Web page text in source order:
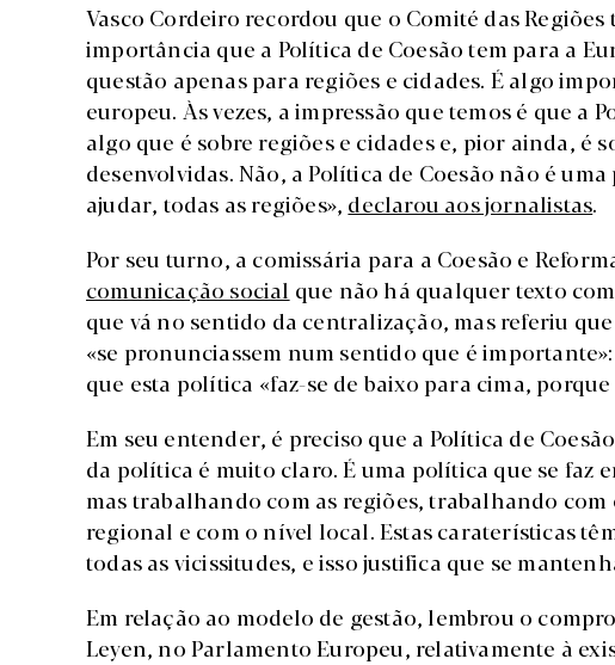
Vasco Cordeiro recordou que o Comité das
importância que a Política de Coesão tem para a
questão apenas para regiões e cidades. É algo
europeu. Às vezes, a impressão que temos é que a
algo que é sobre regiões e cidades e, pior ainda, é
desenvolvidas. Não, a Política de Coesão não é
ajudar, todas as regiões», declarou aos jornalistas.
Por seu turno, a comissária para a Coesão e
comunicação social que não há qualquer texto
que vá no sentido da centralização, mas referiu
«se pronunciassem num sentido que é
que esta política «faz-se de baixo para cima,
Em seu entender, é preciso que a Política de
da política é muito claro. É uma política que se faz
mas trabalhando com as regiões, trabalhando
regional e com o nível local. Estas caraterísticas
todas as vicissitudes, e isso justifica que se
Em relação ao modelo de gestão, lembrou o
Leyen, no Parlamento Europeu, relativamente à